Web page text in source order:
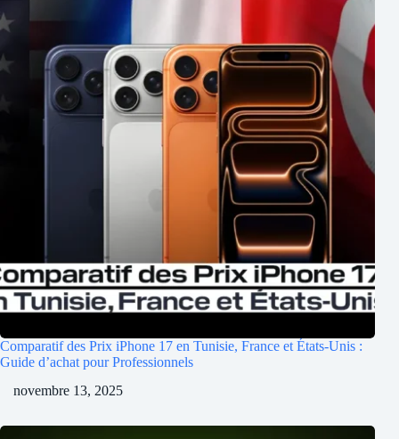
Comparatif des Prix iPhone 17 en Tunisie, France et États-Unis :
Guide d’achat pour Professionnels
novembre 13, 2025